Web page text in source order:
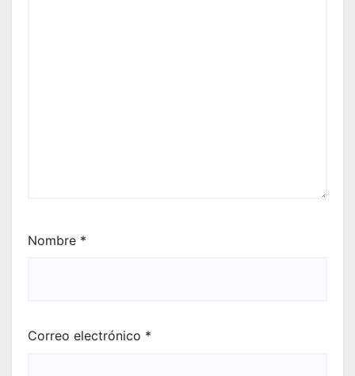
Nombre *
Correo electrónico *